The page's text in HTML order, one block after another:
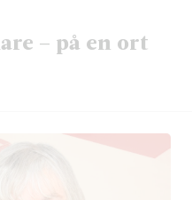
– på en ort